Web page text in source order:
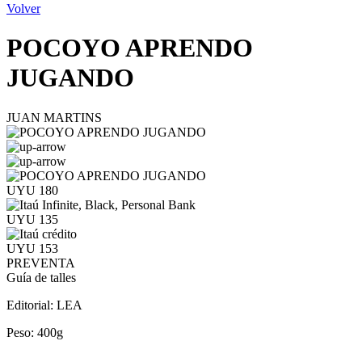
Volver
POCOYO APRENDO
JUGANDO
JUAN MARTINS
UYU 180
UYU 135
UYU 153
PREVENTA
Guía de talles
Editorial: LEA
Peso: 400g